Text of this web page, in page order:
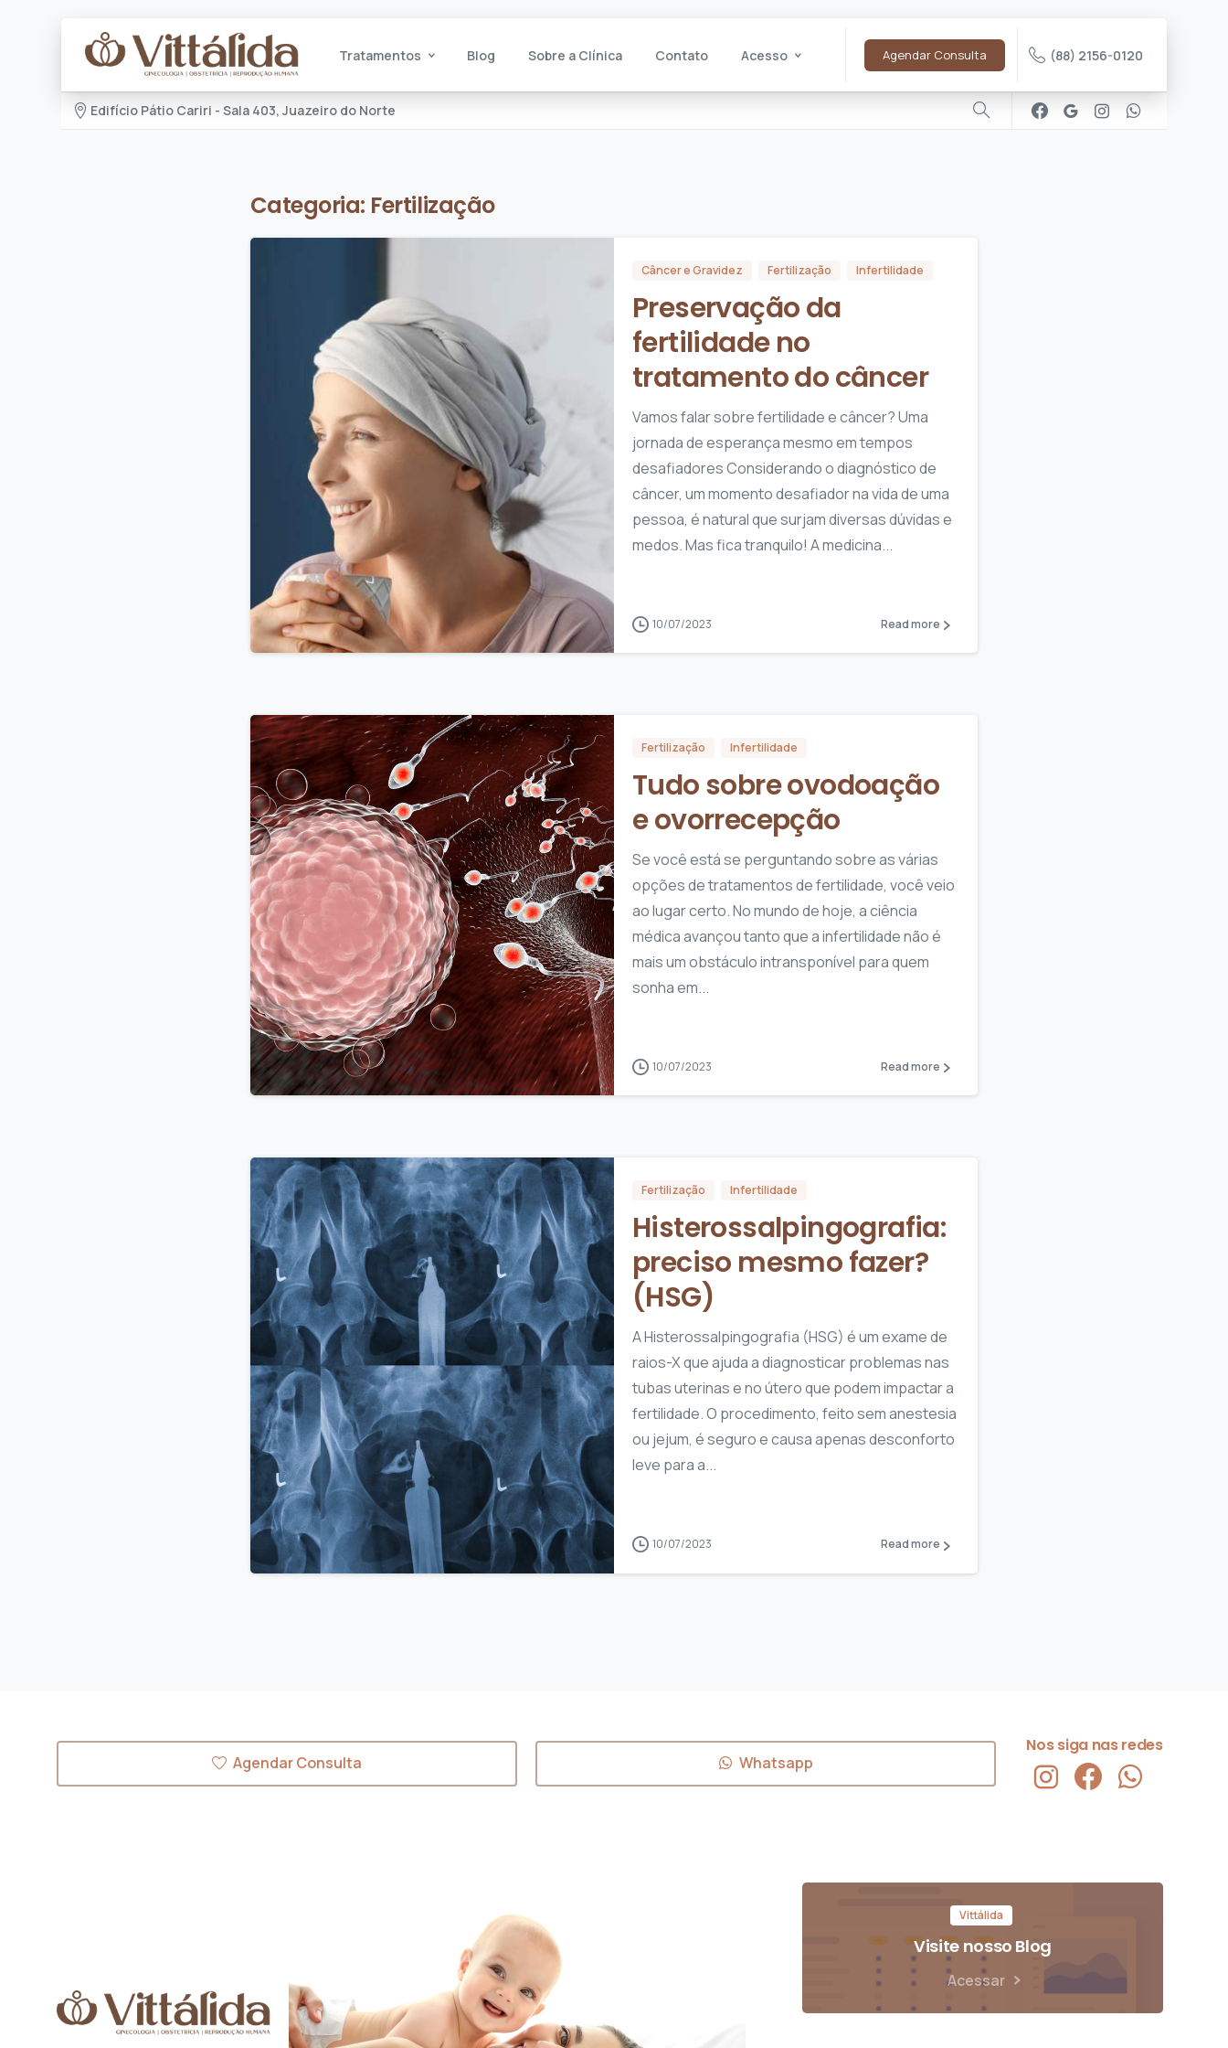
Tratamentos Blog Sobre a Clínica Contato Acesso Agendar Consulta (88) 2156-0120
Edifício Pátio Cariri - Sala 403, Juazeiro do Norte
Categoria: Fertilização
0
Câncer e Gravidez Fertilização Infertilidade
Preservação da
fertilidade no
tratamento do câncer
Vamos falar sobre fertilidade e câncer? Uma
jornada de esperança mesmo em tempos
desafiadores Considerando o diagnóstico de
câncer, um momento desafiador na vida de uma
pessoa, é natural que surjam diversas dúvidas e
medos. Mas fica tranquilo! A medicina...
10/07/2023 Read more
0 0
Fertilização Infertilidade
Tudo sobre ovodoação
e ovorrecepção
Se você está se perguntando sobre as várias
opções de tratamentos de fertilidade, você veio
ao lugar certo. No mundo de hoje, a ciência
médica avançou tanto que a infertilidade não é
mais um obstáculo intransponível para quem
sonha em...
10/07/2023 Read more
0
Fertilização Infertilidade
Histerossalpingografia:
preciso mesmo fazer?
(HSG)
A Histerossalpingografia (HSG) é um exame de
raios-X que ajuda a diagnosticar problemas nas
tubas uterinas e no útero que podem impactar a
fertilidade. O procedimento, feito sem anestesia
ou jejum, é seguro e causa apenas desconforto
leve para a...
10/07/2023 Read more
Agendar Consulta Whatsapp
Nos siga nas redes
Vittálida
Visite nosso Blog
Acessar